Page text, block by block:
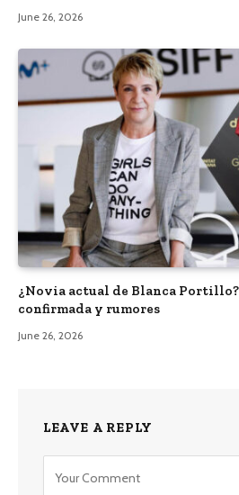
June 26, 2026
¿Novia actual de Blanca
confirmada y rumores
June 26, 2026
LEAVE A REPLY